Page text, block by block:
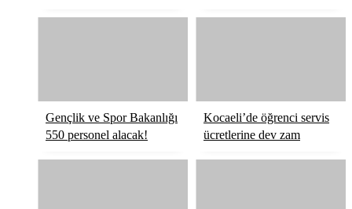
Gençlik ve Spor Bakanlığı
550 personel alacak!
Kocaeli’de öğrenci servis
ücretlerine dev zam